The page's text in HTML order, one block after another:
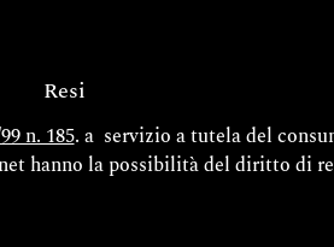
Resi
n. 185. a servizio a tutela del
hanno la possibilità del diritto di